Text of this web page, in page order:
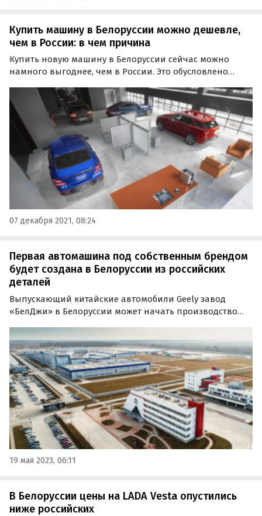
Купить машину в Белоруссии можно дешевле,
чем в России: в чем причина
Купить новую машину в Белоруссии сейчас можно
намного выгоднее, чем в России. Это обусловлено
оборудования, которое российские дилеры предлагают
в качестве обязательного условия покупки в 39%…
07 декабря 2021, 08:24
Первая автомашина под собственным брендом
будет создана в Белоруссии из российских
деталей
Выпускающий китайские автомобили Geely завод
«БелДжи» в Белоруссии может начать производство
комплектующих. Об этом сообщат информационное
агентство «Sputnik Беларусь».
19 мая 2023, 06:11
В Белоруссии цены на LADA Vesta опустились
ниже российских